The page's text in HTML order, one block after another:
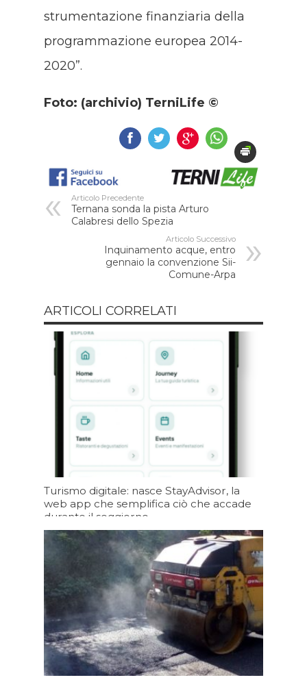
strumentazione finanziaria della
programmazione europea 2014-
2020”.
Foto: (archivio) TerniLife ©
Articolo Precedente
Ternana sonda la pista Arturo
Calabresi dello Spezia
Articolo Successivo
Inquinamento acque, entro
gennaio la convenzione Sii-
Comune-Arpa
ARTICOLI CORRELATI
Turismo digitale: nasce StayAdvisor, la
web app che semplifica ciò che accade
durante il soggiorno
09/08/2026 19:19